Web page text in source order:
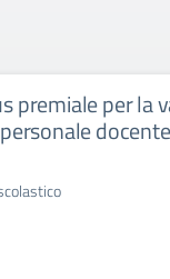
premiale per la
docente